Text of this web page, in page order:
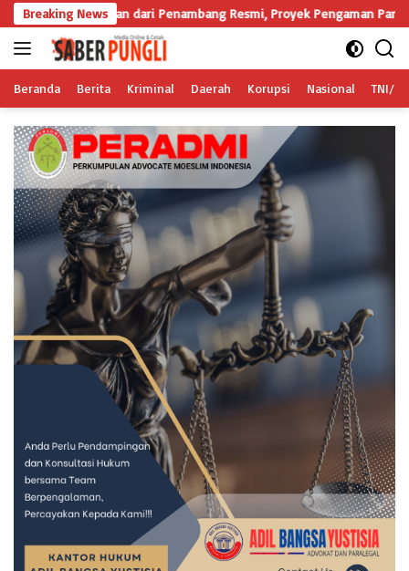
Langsung
ke
konten
Breaking News
dari Penambang Resmi, Proyek Pengaman Pantai Mandiri Sejati
Beranda Berita Kriminal Daerah Korupsi Nasional TNI/